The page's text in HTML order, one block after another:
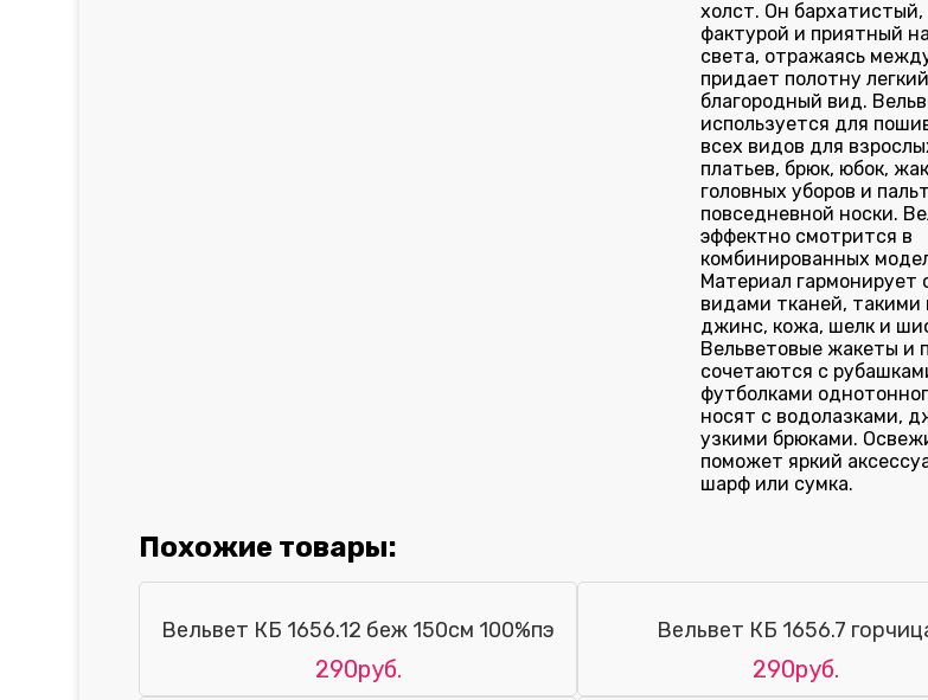
холст. Он бархатистый,
фактурой и приятный
света, отражаясь
придает полотну
благородный вид.
используется для
всех видов для
платьев, брюк, юбок,
головных уборов и
повседневной носки.
эффектно смотрится в
комбинированных
Материал гармонирует
видами тканей, такими
джинс, кожа, шелк и
Вельветовые жакеты и
сочетаются с
футболками
носят с водолазками,
узкими брюками.
поможет яркий
шарф или сумка.
Похожие товары:
Вельвет КБ 1656.12 беж 150см 100%пэ
290руб.
Вельвет КБ 1656.7
290руб.